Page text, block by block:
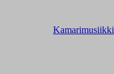
Kamarimusiikki